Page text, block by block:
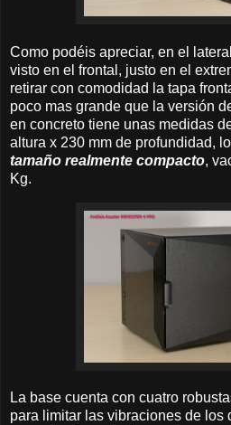
Como podéis apreciar, en el
visto en el frontal, justo en el
retirar con comodidad la tapa
poco mas grande que la versión
en concreto tiene unas medidas
altura x 230 mm de profundidad,
tamaño realmente compacto,
Kg.
La base cuenta con cuatro
para limitar las vibraciones de los